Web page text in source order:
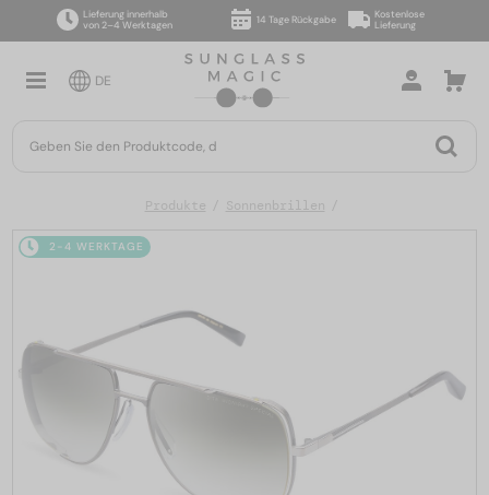
Lieferung innerhalb
von 2–4 Werktagen
14 Tage Rückgabe
Kostenlose
Lieferung
DE
Produkte Sonnenbrillen
2-4 WERKTAGE